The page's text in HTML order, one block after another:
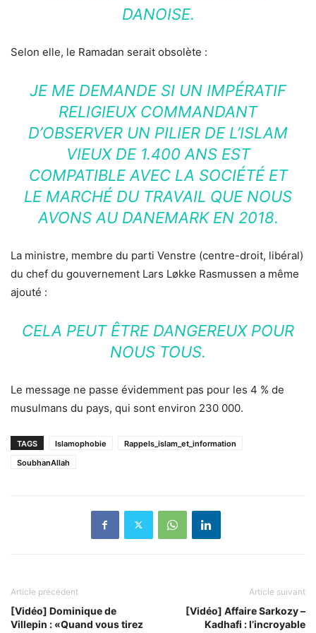
DANOISE.
Selon elle, le Ramadan serait obsolète :
JE ME DEMANDE SI UN IMPÉRATIF
RELIGIEUX COMMANDANT
D’OBSERVER UN PILIER DE L’ISLAM
VIEUX DE 1.400 ANS EST
COMPATIBLE AVEC LA SOCIÉTÉ ET
LE MARCHÉ DU TRAVAIL QUE NOUS
AVONS AU DANEMARK EN 2018.
La ministre, membre du parti Venstre (centre-droit, libéral)
du chef du gouvernement Lars Løkke Rasmussen a même
ajouté :
CELA PEUT ÊTRE DANGEREUX POUR
NOUS TOUS.
Le message ne passe évidemment pas pour les 4 % de
musulmans du pays, qui sont environ 230 000.
TAGS Islamophobie
Rappels_islam_et_information
SoubhanAllah
Article précédent
[Vidéo] Dominique de
Villepin : «Quand vous tirez
Article suivant
[Vidéo] Affaire Sarkozy –
Kadhafi : l’incroyable